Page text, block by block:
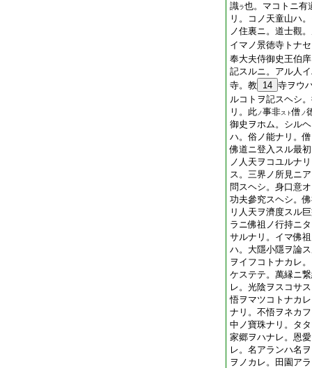
識ラ也。マコトニ有
リ。コノ天童山ハ
ノ住裏ニ。道士觀
イマノ景徳寺トナ
奉大夫侍御史王伯
記スルニ。アル人
寺。教 14 寺ヲウ
ルコトヲ記スヘシ
リ。此ノ事非スト僧 ノ
御史ヲホム。シル
ハ。俗ノ能ナリ。
佛道ニ登入スル最
ノ人天ヲコユルナ
ス。三界ノ所見ニ
問スヘシ。身口意
功夫參究スヘシ。
リ人天ヲ濟度スル
ラニ佛祖ノ行持ニ
サルナリ。イマ佛
ハ。大隱小隱ヲ論
ヲイフコトナカレ
ケステテ。萬縁ニ
レ。光陰ヲスコサ
悟ヲマツコトナカ
ナリ。不悟ヲネカ
中ノ寶珠ナリ。タ
家郷ヲハナレ。恩
レ。名アランハ名
ヲノカレ。田園ア